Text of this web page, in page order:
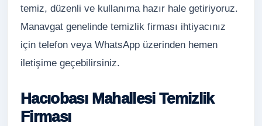
temiz, düzenli ve kullanıma hazır hale getiriyoruz.
Manavgat genelinde temizlik firması ihtiyacınız
için telefon veya WhatsApp üzerinden hemen
iletişime geçebilirsiniz.
Hacıobası Mahallesi Temizlik
Firması